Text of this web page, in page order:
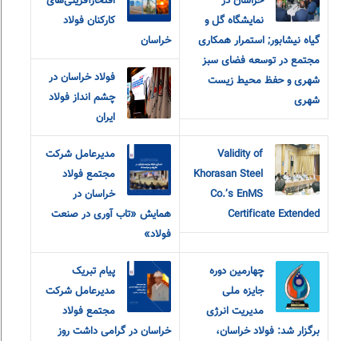
نمایشگاه گل و
گیاه نیشابور; استمرار همکاری
مجتمع در توسعه فضای سبز
شهری و حفظ محیط زیست
شهری
کارکنان فولاد
خراسان
فولاد خراسان در
چشم انداز فولاد
ایران
Validity of
Khorasan Steel
Co.’s EnMS
Certificate Extended
مدیرعامل شرکت
مجتمع فولاد
خراسان در
همایش «تاب آوری در صنعت
فولاد»
چهارمین دوره
جایزه ملی
مدیریت انرژی
برگزار شد: فولاد خراسان،
پیام تبریک
مدیرعامل شرکت
مجتمع فولاد
خراسان در گرامی داشت روز